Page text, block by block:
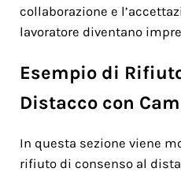
collaborazione e
lavoratore diventano
Esempio di
Distacco con
In questa sezione viene
rifiuto di consenso al